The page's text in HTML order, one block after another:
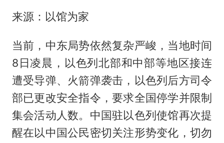
来源：以馆为家
当前，中东局势依然复杂严峻，当地时间
8日凌晨，以色列北部和中部等地区接连
遭受导弹、火箭弹袭击，以色列后方司令
部已更改安全指令，要求全国停学并限制
集会活动人数。中国驻以色列使馆再次提
醒在以中国公民密切关注形势变化，切勿